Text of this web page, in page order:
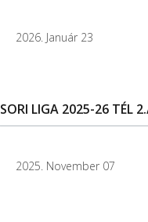
2026. Január 23
SORI LIGA 2025-26 TÉL
2025. November 07